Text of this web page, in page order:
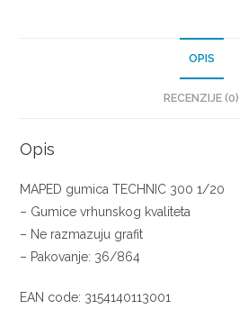
OPIS
RECENZIJE (0)
Opis
MAPED gumica TECHNIC 300 1/20
– Gumice vrhunskog kvaliteta
– Ne razmazuju grafit
– Pakovanje: 36/864
EAN code: 3154140113001